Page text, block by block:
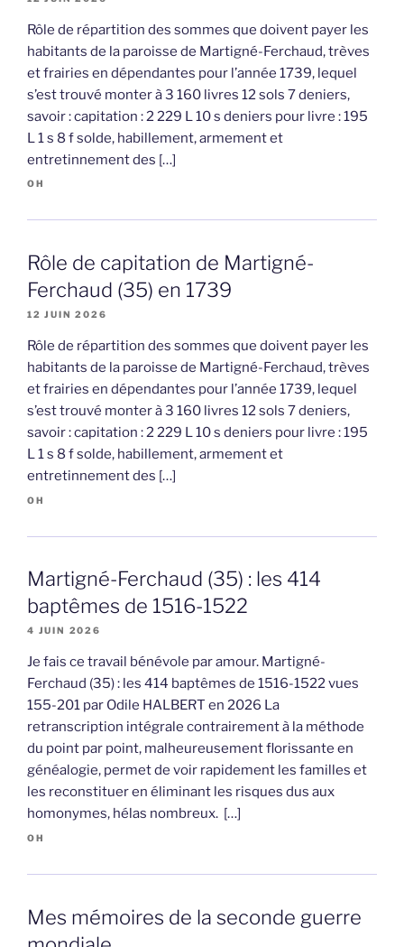
Rôle de répartition des sommes que doivent payer les
habitants de la paroisse de Martigné-Ferchaud, trèves
et frairies en dépendantes pour l’année 1739, lequel
s’est trouvé monter à 3 160 livres 12 sols 7 deniers,
savoir : capitation : 2 229 L 10 s deniers pour livre : 195
L 1 s 8 f solde, habillement, armement et
entretinnement des […]
OH
Rôle de capitation de Martigné-
Ferchaud (35) en 1739
12 JUIN 2026
Rôle de répartition des sommes que doivent payer les
habitants de la paroisse de Martigné-Ferchaud, trèves
et frairies en dépendantes pour l’année 1739, lequel
s’est trouvé monter à 3 160 livres 12 sols 7 deniers,
savoir : capitation : 2 229 L 10 s deniers pour livre : 195
L 1 s 8 f solde, habillement, armement et
entretinnement des […]
OH
Martigné-Ferchaud (35) : les 414
baptêmes de 1516-1522
4 JUIN 2026
Je fais ce travail bénévole par amour. Martigné-
Ferchaud (35) : les 414 baptêmes de 1516-1522 vues
155-201 par Odile HALBERT en 2026 La
retranscription intégrale contrairement à la méthode
du point par point, malheureusement florissante en
généalogie, permet de voir rapidement les familles et
les reconstituer en éliminant les risques dus aux
homonymes, hélas nombreux. […]
OH
Mes mémoires de la seconde guerre